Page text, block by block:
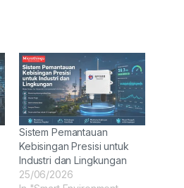
Sistem Pemantauan
Kebisingan Presisi untuk
Industri dan Lingkungan
25/06/2026